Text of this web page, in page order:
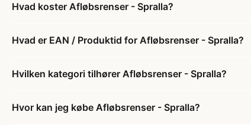
Hvad koster Afløbsrenser - Spralla?
Hvad er EAN / Produktid for Afløbsrenser - Spralla?
Hvilken kategori tilhører Afløbsrenser - Spralla?
Hvor kan jeg købe Afløbsrenser - Spralla?